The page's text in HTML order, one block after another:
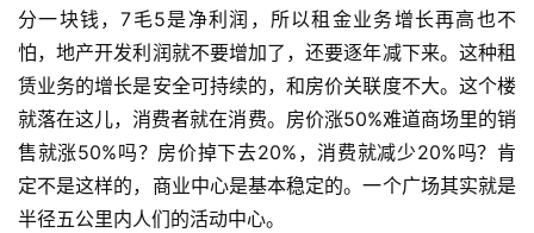
分一块钱，7毛5是净利润，所以租金业务增长再高也不
怕，地产开发利润就不要增加了，还要逐年减下来。这种租
赁业务的增长是安全可持续的，和房价关联度不大。这个楼
就落在这儿，消费者就在消费。房价涨50%难道商场里的销
售就涨50%吗？房价掉下去20%，消费就减少20%吗？肯
定不是这样的，商业中心是基本稳定的。一个广场其实就是
半径五公里内人们的活动中心。